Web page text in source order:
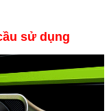
sử dụng